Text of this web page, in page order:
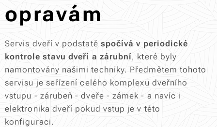
opravám
Servis dveří v podstatě spočívá v periodické
kontrole stavu dveří a zárubní, které byly
namontovány našimi techniky. Předmětem tohoto
servisu je seřízení celého komplexu dveřního
vstupu - zárubeň - dveře - zámek - a navíc i
elektronika dveří pokud vstup je v této
konfiguraci.